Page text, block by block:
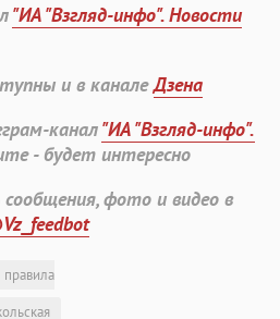
"ИА "Взгляд-инфо". Новости
и в каналеДзена
канал"ИА "Взгляд-инфо".
- будет интересно
фото и видео в
правила